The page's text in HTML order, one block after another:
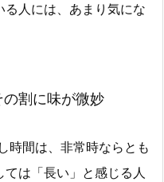
人には、あまり気にな
割に味が微妙
時間は、非常時ならとも
は「長い」と感じる人